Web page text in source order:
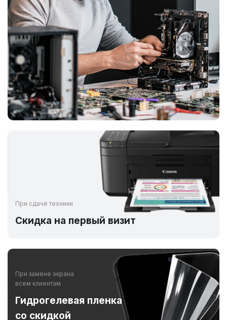
При сдаче техники
Скидка на первый визит
При замене экрана
всем клиентам
Гидрогелевая пленка
со скидкой